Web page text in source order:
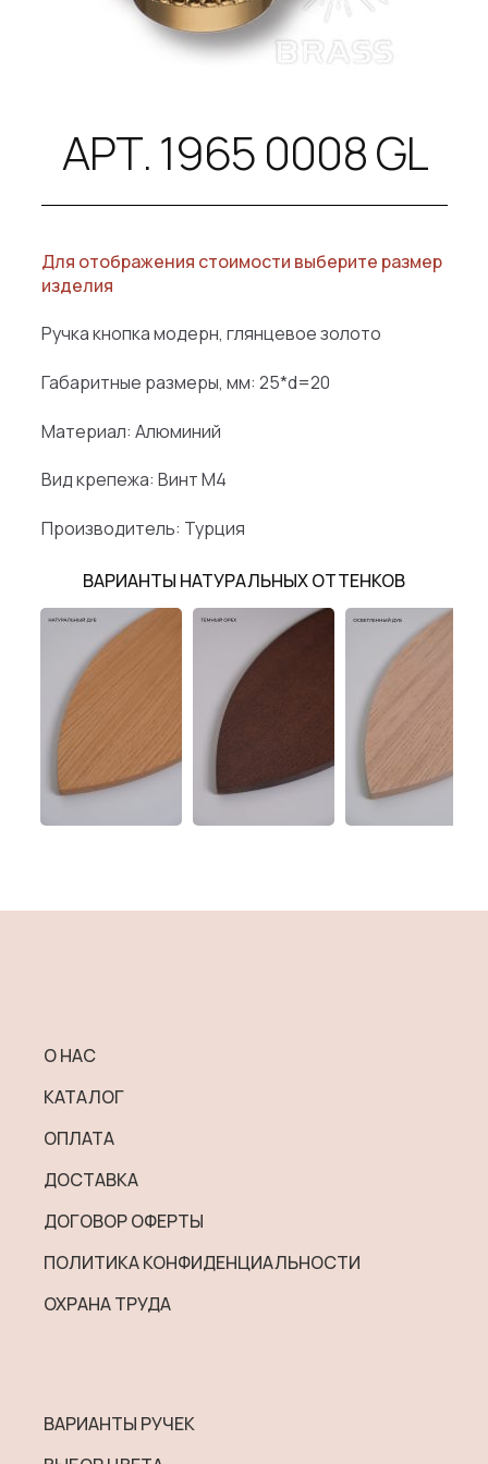
АРТ. 1965 0008 GL
Для отображения стоимости выберите размер
изделия
Ручка кнопка модерн, глянцевое золото
Габаритные размеры, мм: 25*d=20
Материал: Алюминий
Вид крепежа: Винт М4
Производитель: Турция
ВАРИАНТЫ НАТУРАЛЬНЫХ ОТТЕНКОВ
О НАС
КАТАЛОГ
ОПЛАТА
ДОСТАВКА
ДОГОВОР ОФЕРТЫ
ПОЛИТИКА КОНФИДЕНЦИАЛЬНОСТИ
ОХРАНА ТРУДА
ВАРИАНТЫ РУЧЕК